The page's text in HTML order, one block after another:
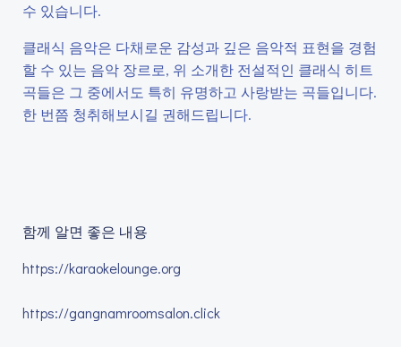
수 있습니다.
클래식 음악은 다채로운 감성과 깊은 음악적 표현을 경험
할 수 있는 음악 장르로, 위 소개한 전설적인 클래식 히트
곡들은 그 중에서도 특히 유명하고 사랑받는 곡들입니다.
한 번쯤 청취해보시길 권해드립니다.
함께 알면 좋은 내용
https://karaokelounge.org
https://gangnamroomsalon.click